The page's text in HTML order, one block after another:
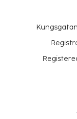
til og fra
alle
(LGBTQ+-
Kungsgatan